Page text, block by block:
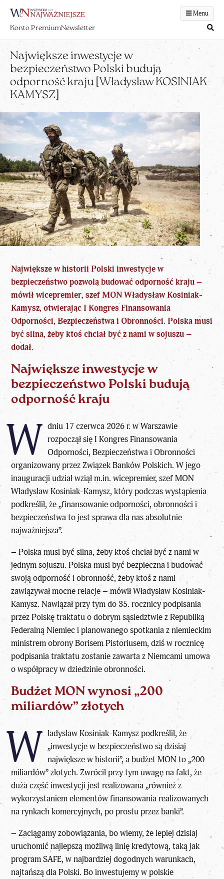
Menu
Konto PremiumNewsletter
Największe inwestycje w
bezpieczeństwo Polski budują
odporność kraju [Władysław KOSINIAK-
KAMYSZ]
Największe w historii Polski inwestycje w
bezpieczeństwo pozwolą budować odporność kraju –
mówił wicepremier,szef MON Władysław Kosiniak-
Kamysz, otwierając I Kongres Finansowania
Odporności, Bezpieczeństwa i Obronności. Polska musi
być silna, żeby ktoś chciał być z nami w sojuszu –
dodał.
Największe inwestycje w
bezpieczeństwo Polski budują
odporność kraju
W dniu 17 czerwca 2026 r. w Warszawie
rozpoczął się I Kongres Finansowania
Odporności, Bezpieczeństwa i Obronności
organizowany przez Związek Banków Polskich. W jego
inauguracji udział wziął m.in. wicepremier, szef MON
Władysław Kosiniak-Kamysz, który podczas wystąpienia
podkreślił, że „finansowanie odporności, obronności i
bezpieczeństwa to jest sprawa dla nas absolutnie
najważniejsza”.
–Polska musi być silna, żeby ktoś chciałbyć z nami w
jednym sojuszu. Polska musi być bezpieczna i budować
swoją odporność i obronność, żeby ktoś z nami
zawiązywał mocne relacje – mówił Władysław Kosiniak-
Kamysz. Nawiązał przy tym do 35. rocznicy podpisania
przez Polskę traktatu o dobrym sąsiedztwie z Republiką
Federalną Niemiec i planowanego spotkania z niemieckim
ministrem obrony Borisem Pistoriusem, dziś w rocznicę
podpisania traktatu zostanie zawarta z Niemcami umowa
o współpracy w dziedzinie obronności.
Budżet MON wynosi „200
miliardów” złotych
W ładysław Kosiniak-Kamysz podkreślił, że
„inwestycje w bezpieczeństwo są dzisiaj
największe w historii”, a budżet MON to „200
miliardów” złotych. Zwrócił przy tym uwagę na fakt, że
duża część inwestycji jest realizowana „również z
wykorzystaniem elementów finansowania realizowanych
na rynkach komercyjnych, po prostu przez banki”.
– Zaciągamy zobowiązania, bo wiemy, że lepiej dzisiaj
uruchomić najlepszą możliwą linię kredytową, taką jak
program SAFE, w najbardziej dogodnych warunkach,
najtańszą dla Polski. Bo inwestujemy w polskie